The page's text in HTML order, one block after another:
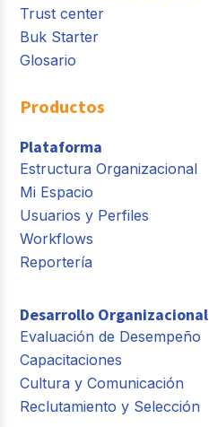
Trust center
Buk Starter
Glosario
Productos
Plataforma
Estructura Organizacional
Mi Espacio
Usuarios y Perfiles
Workflows
Reportería
Desarrollo Organizacional
Evaluación de Desempeño
Capacitaciones
Cultura y Comunicación
Reclutamiento y Selección